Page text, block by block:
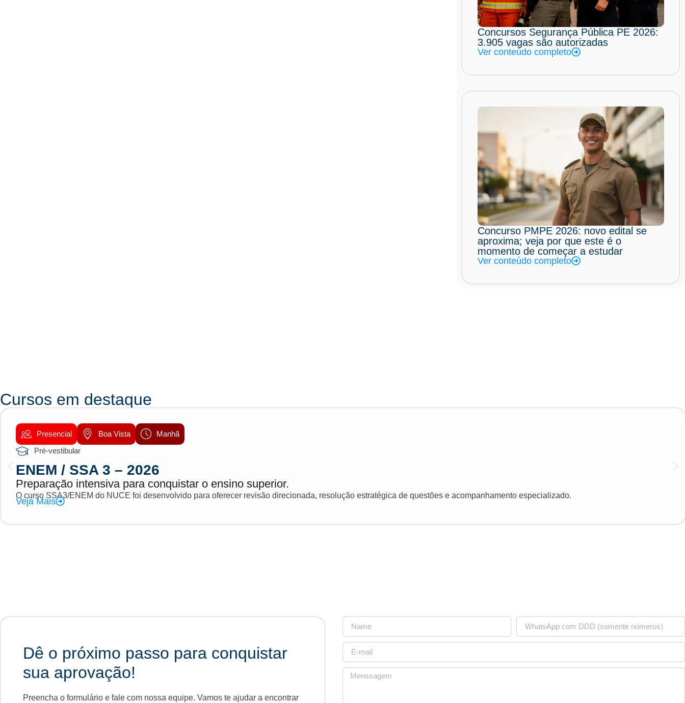
Concursos Segurança Pública PE 2026:
3.905 vagas são autorizadas
Ver conteúdo completo
Concurso PMPE 2026: novo edital se
aproxima; veja por que este é o
momento de começar a estudar
Ver conteúdo completo
Cursos em destaque
Presencial Boa Vista
Manhã
Pré-vestibular
ENEM / SSA 3 – 2026
Preparação intensiva para conquistar o ensino superior.
O curso SSA3/ENEM do NUCE foi desenvolvido para oferecer revisão direcionada, resolução estratégica de questões e acompanhamento especializado.
Veja Mais
Dê o próximo passo para conquistar
sua aprovação!
Preencha o formulário e fale com nossa equipe. Vamos te ajudar a encontrar